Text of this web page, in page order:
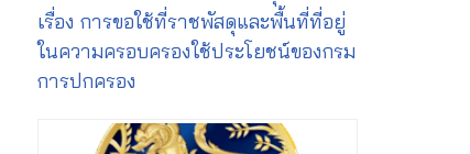
เรื่อง การขอใช้ที่ราชพัสดุและพื้นที่ที่อยู่
ในความครอบครองใช้ประโยชน์ของกรม
การปกครอง